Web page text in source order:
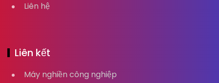
Liên hệ
Liên kết
Máy nghiền công nghiệp